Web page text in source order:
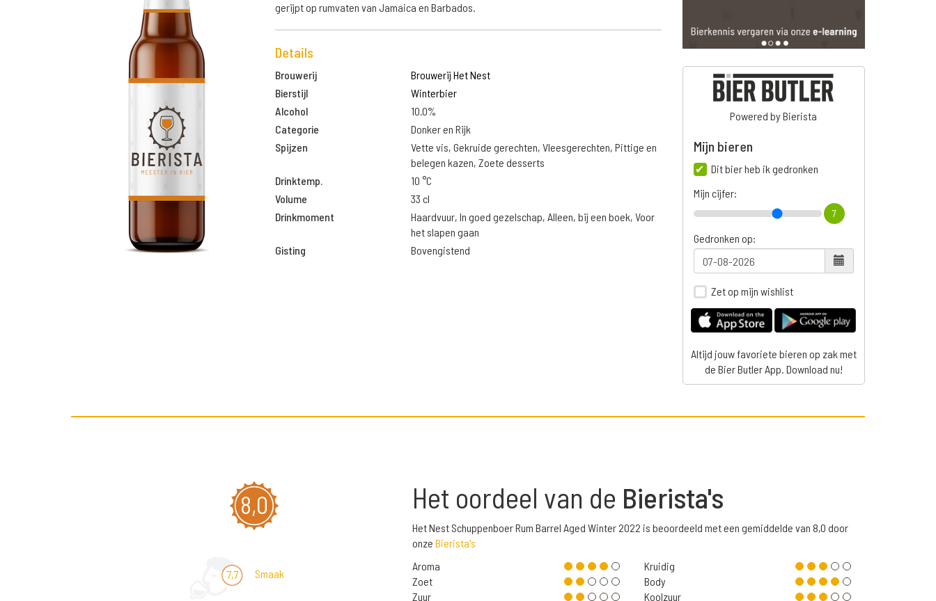
gerijpt op rumvaten van Jamaica en Barbados.
Details
Brouwerij
Brouwerij Het Nest
Bierstijl
Winterbier
Alcohol
10.0%
Categorie
Donker en Rijk
Spijzen
Vette vis, Gekruide gerechten, Vleesgerechten, Pittige en
belegen kazen, Zoete desserts
Drinktemp.
10 °C
Volume
33 cl
Drinkmoment
Haardvuur, In goed gezelschap, Alleen, bij een boek, Voor
het slapen gaan
Gisting
Bovengistend
Powered by Bierista
Mijn bieren
Dit bier heb ik gedronken
Mijn cijfer:
7
Gedronken op:
Zet op mijn wishlist
Altijd jouw favoriete bieren op zak met
de Bier Butler App. Download nu!
8,0
7,7 Smaak
Het oordeel van de Bierista's
Het Nest Schuppenboer Rum Barrel Aged Winter 2022 is beoordeeld met een gemiddelde van 8,0 door
onze Bierista's
Aroma
Zoet
Zuur
Kruidig
Body
Koolzuur